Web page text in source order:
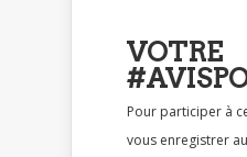
VOTRE
Pour participer à ce forum, vous devez
vous enregistrer